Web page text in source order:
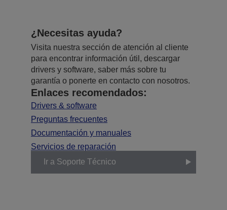
¿Necesitas ayuda?
Visita nuestra sección de atención al cliente
para encontrar información útil, descargar
drivers y software, saber más sobre tu
garantía o ponerte en contacto con nosotros.
Enlaces recomendados:
Drivers & software
Preguntas frecuentes
Documentación y manuales
Servicios de reparación
Ir a Soporte Técnico